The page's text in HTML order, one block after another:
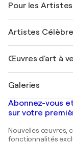
Offrir une carte
Rejoignez notre
Mon compte
+33 1 76 44 06
FAQ
Magazine
Emplois
Découvrez une
Pour les Artistes
Se connecter
Artistes
Marc Chagall
Banksy
Mr. Brainwash
Shepard Fairey
Œuvres d'art à
Tableaux
Peintures de
Estampes
Peintures
Galeries
Galeries d'art en
Galeries d'art en
Abonnez-vous
sur votre
Nouvelles œuvres,
fonctionnalités